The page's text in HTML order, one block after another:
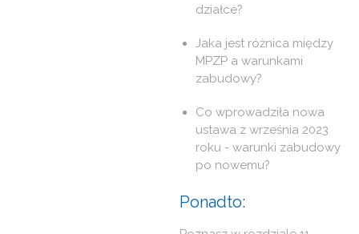
działce?
Jaka jest różnica między
MPZP a warunkami
zabudowy?
Co wprowadziła nowa
ustawa z września 2023
roku - warunki zabudowy
po nowemu?
Ponadto: